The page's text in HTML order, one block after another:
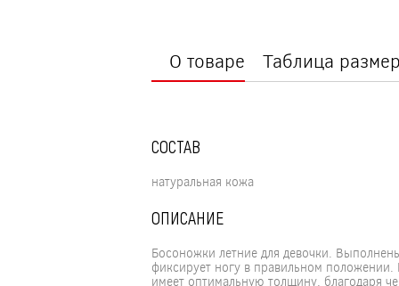
О товаре Таблица
СОСТАВ
натуральная кожа
ОПИСАНИЕ
Босоножки летние для девочки.
фиксирует ногу в правильном
имеет оптимальную толщину, благодаря